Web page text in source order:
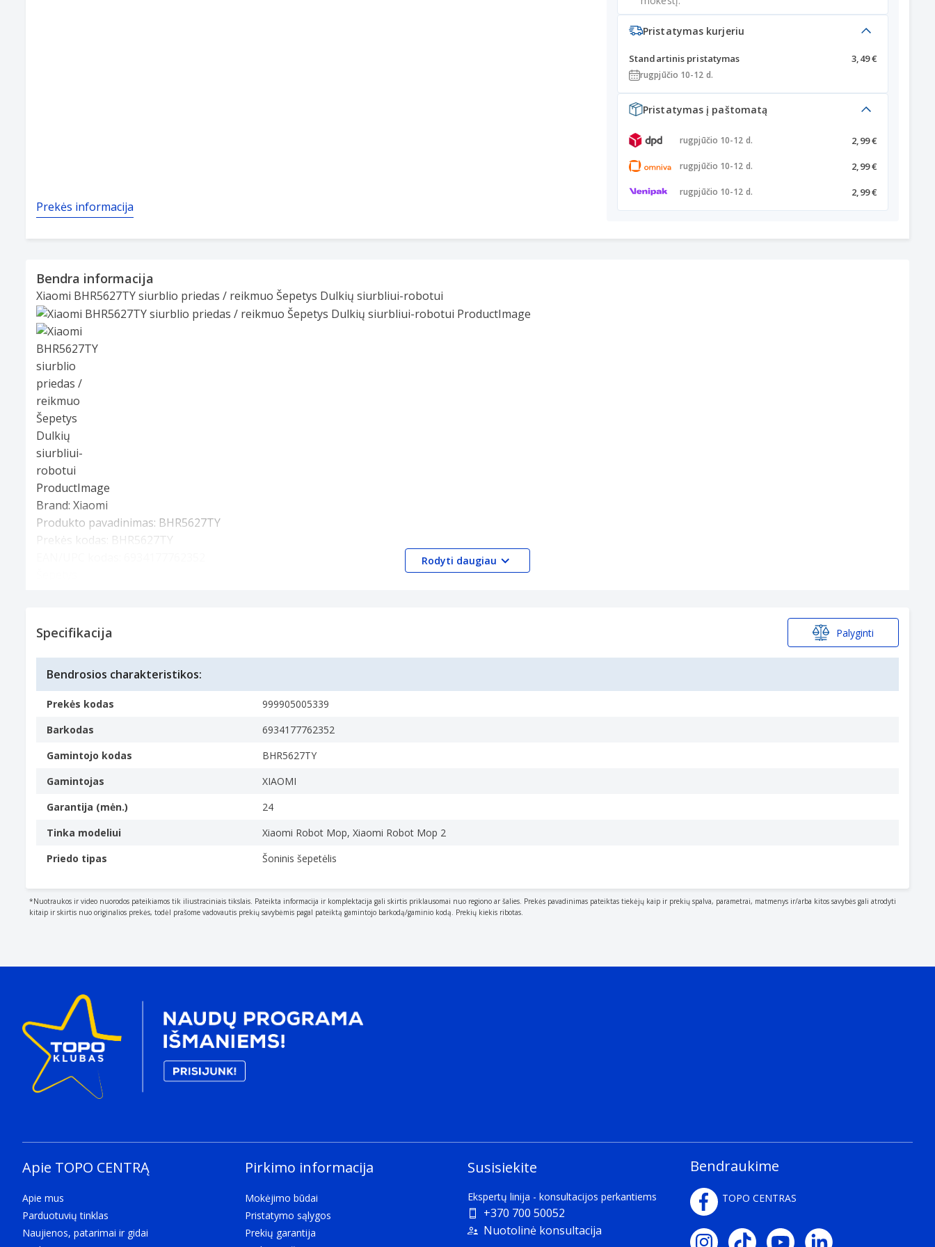
Prekės informacija
Pristatymas kurjeriu
Standartinis pristatymas 3,49 €
rugpjūčio 10-12 d.
Pristatymas į paštomatą
rugpjūčio 10-12 d. 2,99 €
rugpjūčio 10-12 d. 2,99 €
rugpjūčio 10-12 d. 2,99 €
Bendra informacija
Xiaomi BHR5627TY siurblio priedas / reikmuo Šepetys Dulkių siurbliui-robotui
Slide 1 of 1
Brand: Xiaomi
Produkto pavadinimas: BHR5627TY
Prekės kodas: BHR5627TY
Modelio suderinamumas: Xiaomi
Specifikacijos
Gaminio tipas
The sub-category of the product.
Šepetys
Tinka dulkių siurblio tipui
Produkto spalva
The colour e.g. red
Modelio suderinamumas
What other brands this brand can be used with.
Savybės
The other products
Mop 2
Rodyti daugiau
Specifikacija Palyginti
Bendrosios charakteristikos:
Prekės kodas
999905005339
Barkodas
6934177762352
Gamintojo kodas
BHR5627TY
Gamintojas
XIAOMI
Garantija (mėn.)
24
Tinka modeliui
Xiaomi Robot Mop, Xiaomi Robot Mop 2
Priedo tipas
Šoninis šepetėlis
*Nuotraukos ir video nuorodos pateikiamos tik iliustraciniais tikslais. Pateikta informacija ir komplektacija gali skirtis priklausomai nuo regiono ar šalies. Prekės pavadinimas pateiktas tiekėjų kaip ir prekių spalva, parametrai, matmenys ir/arba kitos savybės gali atrodyti
kitaip ir skirtis nuo originalios prekės, todėl prašome vadovautis prekių savybėmis pagal pateiktą gamintojo barkodą/gaminio kodą. Prekių kiekis ribotas.
Apie TOPO CENTRĄ
Apie mus
Parduotuvių tinklas
Naujienos, patarimai ir gidai
Pirkimo informacija
Mokėjimo būdai
Pristatymo sąlygos
Prekių garantija
Susisiekite
Ekspertų linija - konsultacijos perkantiems
+370 700 50052
Nuotolinė konsultacija
Bendraukime
TOPO CENTRAS